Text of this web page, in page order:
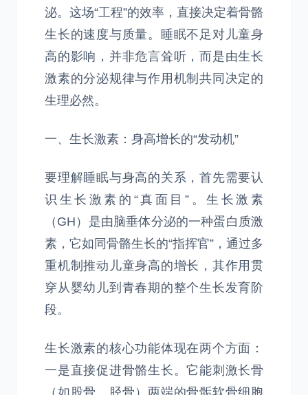
泌。这场“工程”的效率，直接决定着骨骼
生长的速度与质量。睡眠不足对儿童身
高的影响，并非危言耸听，而是由生长
激素的分泌规律与作用机制共同决定的
生理必然。
一、生长激素：身高增长的“发动机”
要理解睡眠与身高的关系，首先需要认
识生长激素的“真面目”。生长激素
（GH）是由脑垂体分泌的一种蛋白质激
素，它如同骨骼生长的“指挥官”，通过多
重机制推动儿童身高的增长，其作用贯
穿从婴幼儿到青春期的整个生长发育阶
段。
生长激素的核心功能体现在两个方面：
一是直接促进骨骼生长。它能刺激长骨
（如股骨、胫骨）两端的骨骺软骨细胞